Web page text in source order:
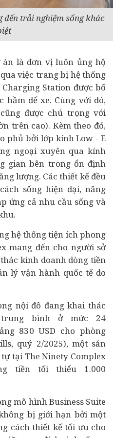
đến trải nghiệm sống khác
là đơn vị luôn ủng hộ
việc trang bị hệ thống
Station được bố
để xe. Cùng với đó,
được chú trọng với
trên cao). Kèm theo đó,
phủ bởi lớp kính Low - E
ngoại xuyên qua kính
gian bên trong ổn định
lượng. Các thiết kế đều
sống hiện đại, năng
ứng cả nhu cầu sống và
hệ thống tiện ích phong
mang đến cho người sở
kinh doanh dòng tiền
lý vận hành quốc tế do
nội đô đang khai thác
bình ở mức 24
830 USD cho phòng
quý 2/2025), một sản
tại The Ninety Complex
tiền tối thiểu 1.000
mô hình Business Suite
bị giới hạn bởi một
cách thiết kế tối ưu cho